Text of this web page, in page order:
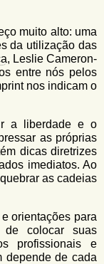
muito alto: uma
da utilização das
, Leslie Cameron-
entre nós pelos
nos indicam o
a liberdade e o
as próprias
dicas diretrizes
imediatos. Ao
as cadeias
orientações para
colocar suas
profissionais e
depende de cada